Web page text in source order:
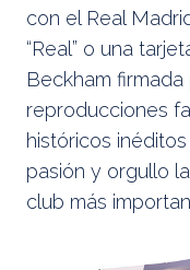
con el Real
“Real” o una
Beckham
reproducciones
históricos
pasión y orgullo
club más